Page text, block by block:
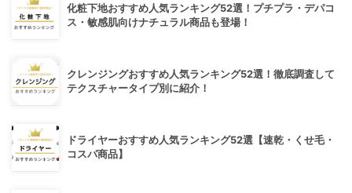
化粧下地おすすめ人気ランキング52選！プチプラ・デパコ
ス・敏感肌向けナチュラル商品も登場！
クレンジングおすすめ人気ランキング52選！徹底調査して
テクスチャータイプ別に紹介！
ドライヤーおすすめ人気ランキング52選【速乾・くせ毛・
コスパ商品】